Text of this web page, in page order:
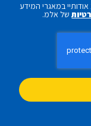
במאגרי המידע
של אלמ.